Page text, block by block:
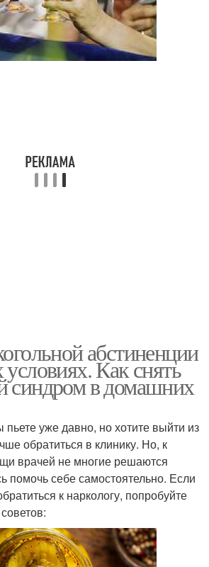
абстиненции
Как снять
синдром в домашних
пьете уже давно, но хотите выйти из
обратиться в клинику. Но, к
врачей не многие решаются
помочь себе самостоятельно. Если
к наркологу, попробуйте